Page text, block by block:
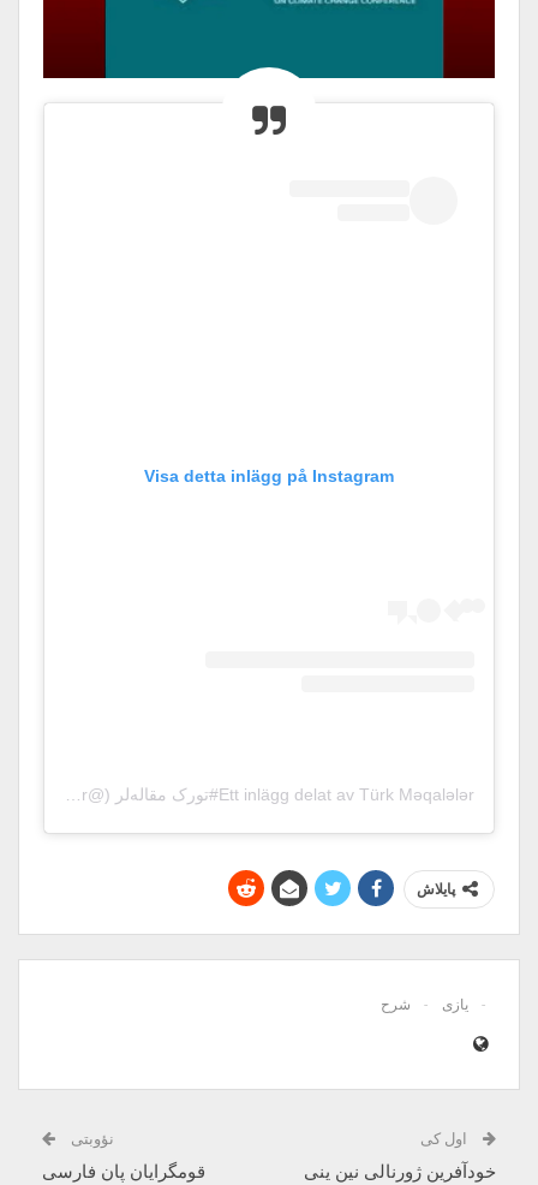
Visa detta inlägg på Instagram
Ett inlägg delat av Türk Məqalələr#تورک مقاله‌لر (@turk_makalalar)
پایلاش
یازی شرح
اول کی
خودآفرین ژورنالی نین ینی
نؤوبتی
قومگرایان پان فارسی